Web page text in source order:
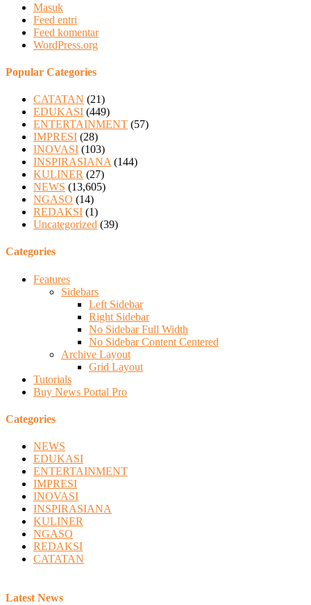
Masuk
Feed entri
Feed komentar
WordPress.org
Popular Categories
CATATAN (21)
EDUKASI (449)
ENTERTAINMENT (57)
IMPRESI (28)
INOVASI (103)
INSPIRASIANA (144)
KULINER (27)
NEWS (13,605)
NGASO (14)
REDAKSI (1)
Uncategorized (39)
Categories
Features
Sidebars
Left Sidebar
Right Sidebar
No Sidebar Full Width
No Sidebar Content Centered
Archive Layout
Grid Layout
Tutorials
Buy News Portal Pro
Categories
NEWS
EDUKASI
ENTERTAINMENT
IMPRESI
INOVASI
INSPIRASIANA
KULINER
NGASO
REDAKSI
CATATAN
Latest News